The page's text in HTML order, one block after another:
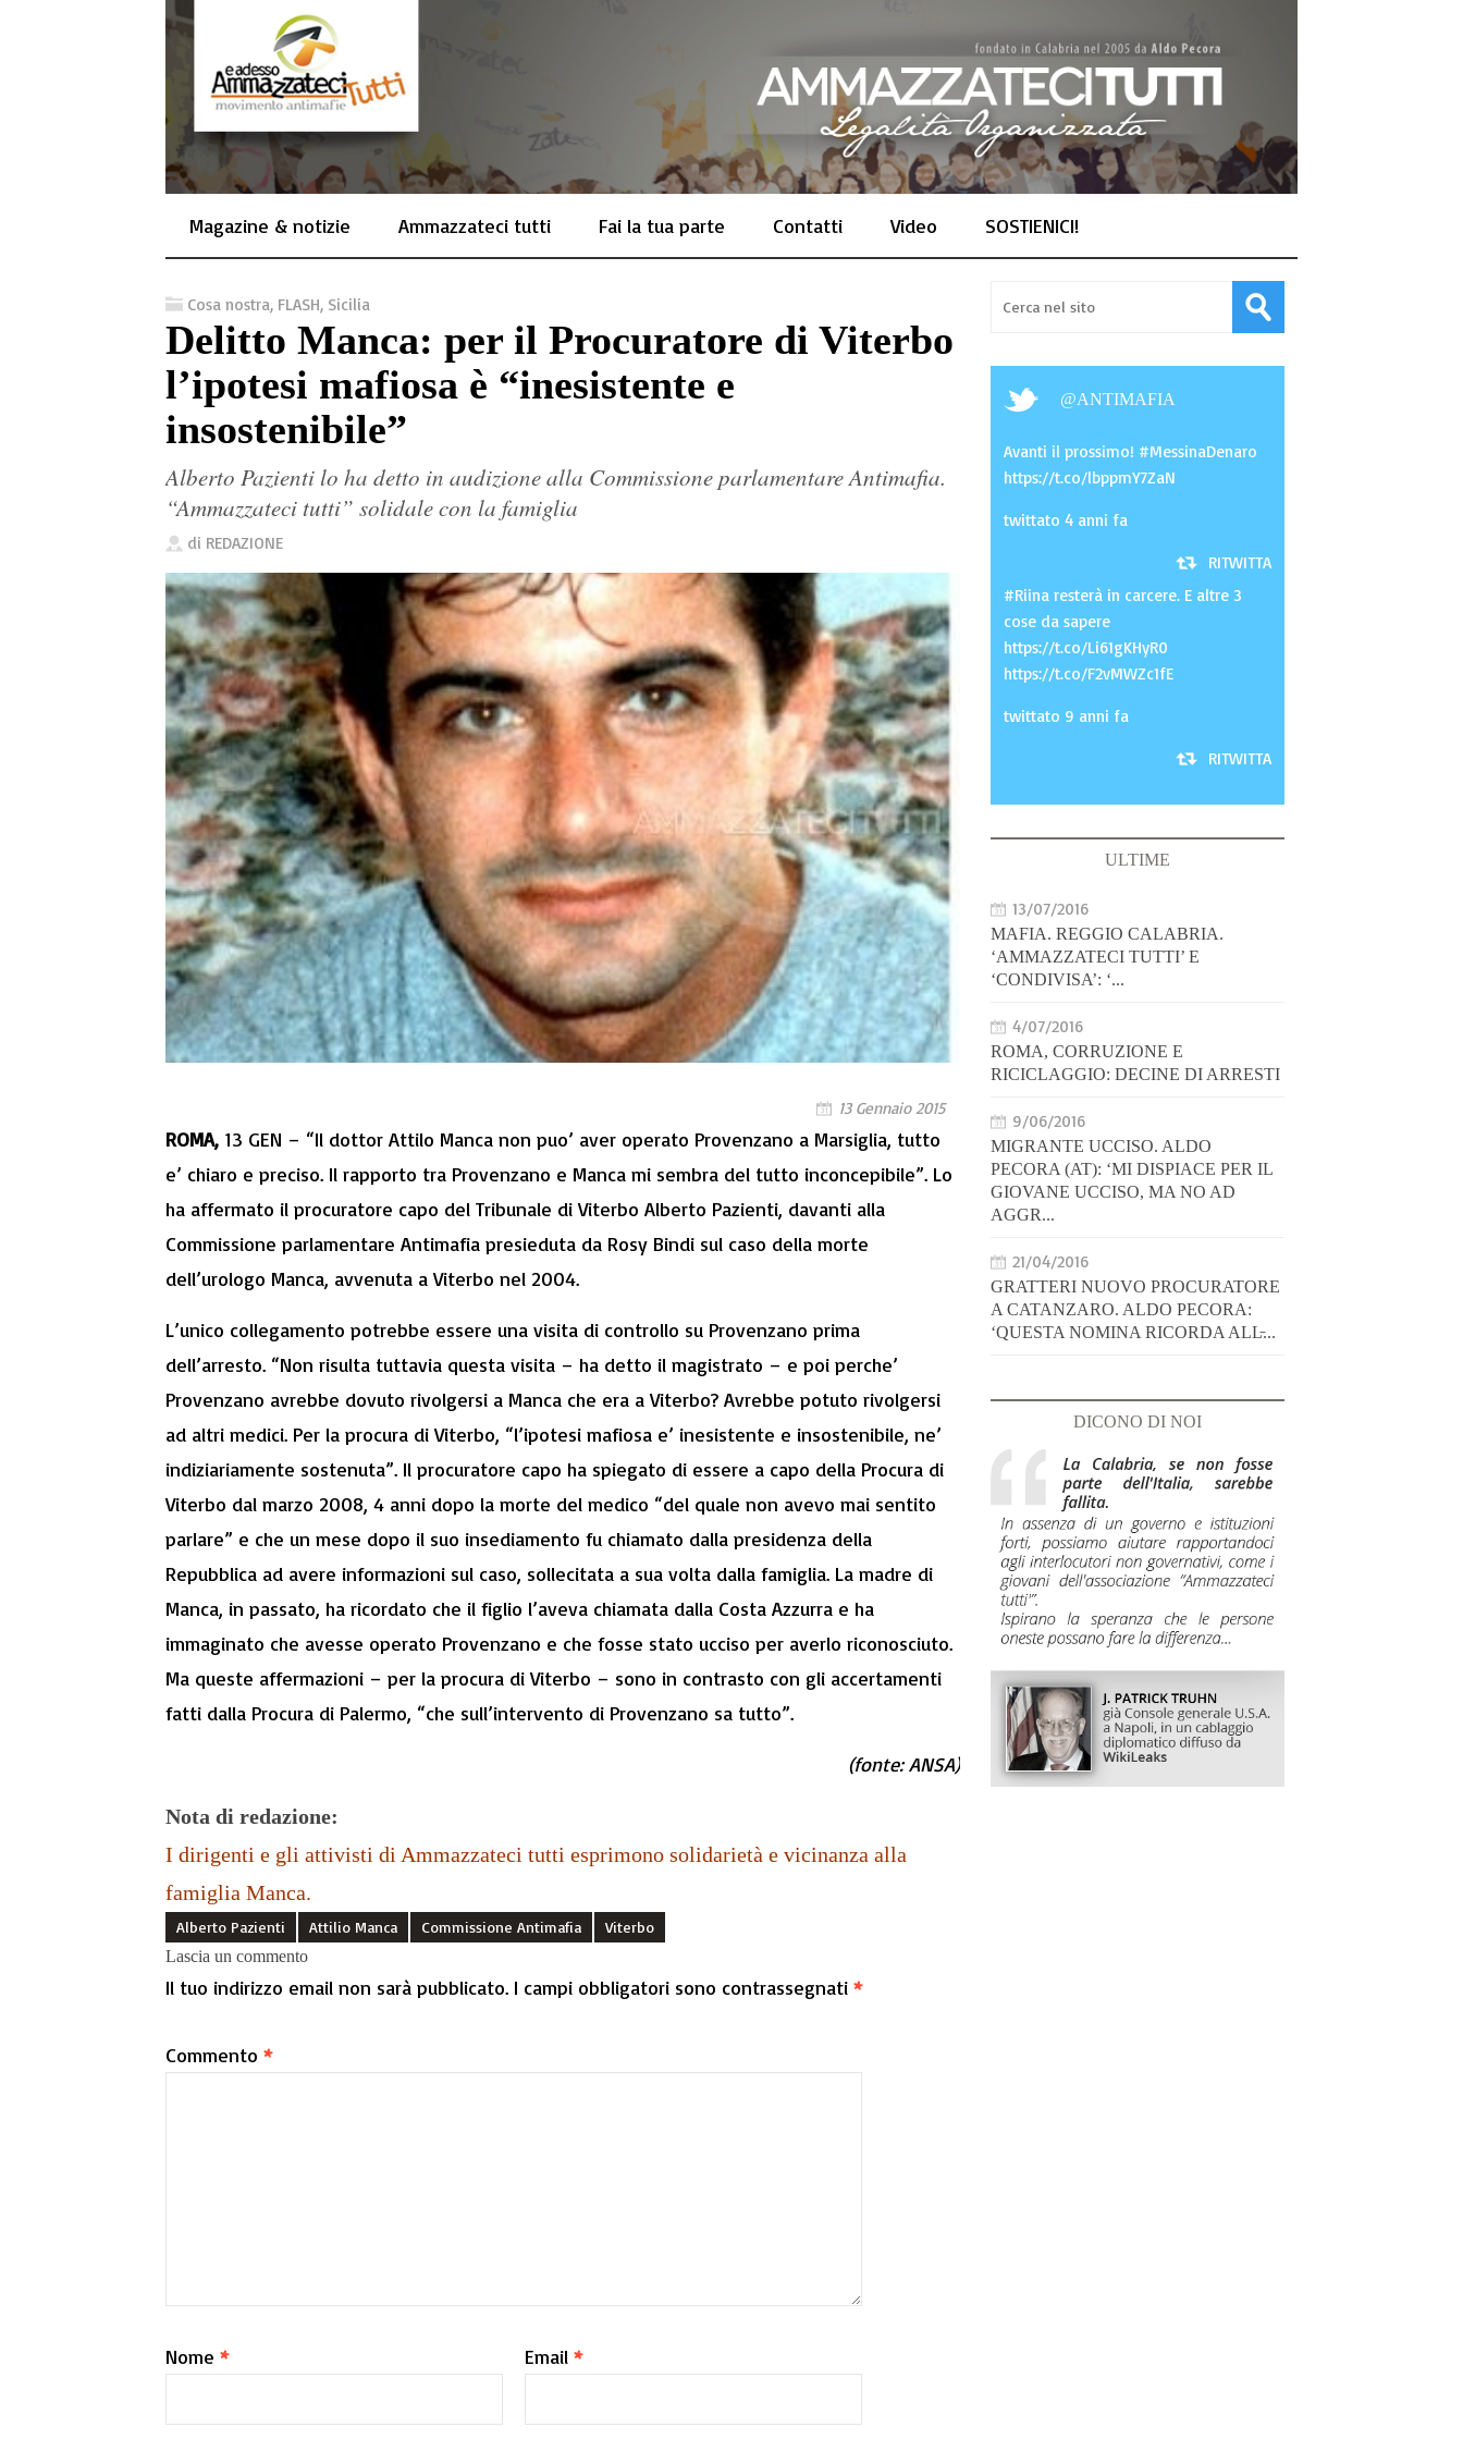
Magazine & notizie Ammazzateci tutti Fai la tua parte Contatti Video SOSTIENICI!
Cosa nostra, FLASH, Sicilia
Delitto Manca: per il Procuratore di Viterbo
l’ipotesi mafiosa è “inesistente e
insostenibile”
Alberto Pazienti lo ha detto in audizione alla Commissione parlamentare Antimafia.
“Ammazzateci tutti” solidale con la famiglia
di REDAZIONE
13 Gennaio 2015
ROMA, 13 GEN – “Il dottor Attilo Manca non puo’ aver operato Provenzano a Marsiglia, tutto
e’ chiaro e preciso. Il rapporto tra Provenzano e Manca mi sembra del tutto inconcepibile”. Lo
ha affermato il procuratore capo del Tribunale di Viterbo Alberto Pazienti, davanti alla
Commissione parlamentare Antimafia presieduta da Rosy Bindi sul caso della morte
dell’urologo Manca, avvenuta a Viterbo nel 2004.
L’unico collegamento potrebbe essere una visita di controllo su Provenzano prima
dell’arresto. “Non risulta tuttavia questa visita – ha detto il magistrato – e poi perche’
Provenzano avrebbe dovuto rivolgersi a Manca che era a Viterbo? Avrebbe potuto rivolgersi
ad altri medici. Per la procura di Viterbo, “l’ipotesi mafiosa e’ inesistente e insostenibile, ne’
indiziariamente sostenuta”. Il procuratore capo ha spiegato di essere a capo della Procura di
Viterbo dal marzo 2008, 4 anni dopo la morte del medico “del quale non avevo mai sentito
parlare” e che un mese dopo il suo insediamento fu chiamato dalla presidenza della
Repubblica ad avere informazioni sul caso, sollecitata a sua volta dalla famiglia. La madre di
Manca, in passato, ha ricordato che il figlio l’aveva chiamata dalla Costa Azzurra e ha
immaginato che avesse operato Provenzano e che fosse stato ucciso per averlo riconosciuto.
Ma queste affermazioni – per la procura di Viterbo – sono in contrasto con gli accertamenti
fatti dalla Procura di Palermo, “che sull’intervento di Provenzano sa tutto”.
(fonte: ANSA)
Nota di redazione:
I dirigenti e gli attivisti di Ammazzateci tutti esprimono solidarietà e vicinanza alla
famiglia Manca.
Alberto Pazienti Attilio Manca Commissione Antimafia
Viterbo
Lascia un commento
Il tuo indirizzo email non sarà pubblicato. I campi obbligatori sono contrassegnati *
Commento *
Nome * Email *
@ANTIMAFIA
Avanti il prossimo! #MessinaDenaro
https://t.co/lbppmY7ZaN
twittato 4 anni fa
RITWITTA
#Riina resterà in carcere. E altre 3
cose da sapere
https://t.co/Li61gKHyR0
https://t.co/F2vMWZc1fE
twittato 9 anni fa
RITWITTA
ULTIME
13/07/2016
MAFIA. REGGIO CALABRIA.
‘AMMAZZATECI TUTTI’ E
‘CONDIVISA’: ‘...
4/07/2016
ROMA, CORRUZIONE E
RICICLAGGIO: DECINE DI ARRESTI
9/06/2016
MIGRANTE UCCISO. ALDO
PECORA (AT): ‘MI DISPIACE PER IL
GIOVANE UCCISO, MA NO AD
AGGR...
21/04/2016
GRATTERI NUOVO PROCURATORE
A CATANZARO. ALDO PECORA:
‘QUESTA NOMINA RICORDA ALL̵...
DICONO DI NOI